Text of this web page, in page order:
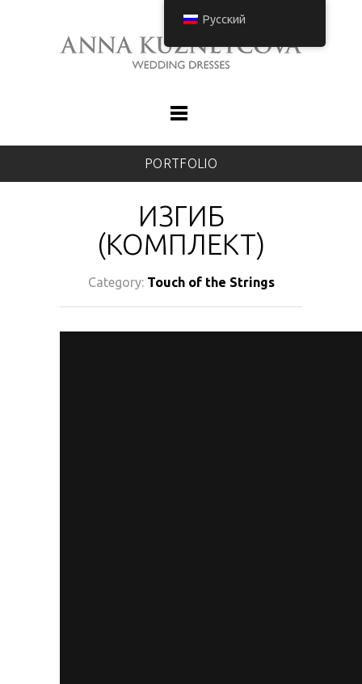
PORTFOLIO
ИЗГИБ
(КОМПЛЕКТ)
Category: Touch of the Strings
Русский